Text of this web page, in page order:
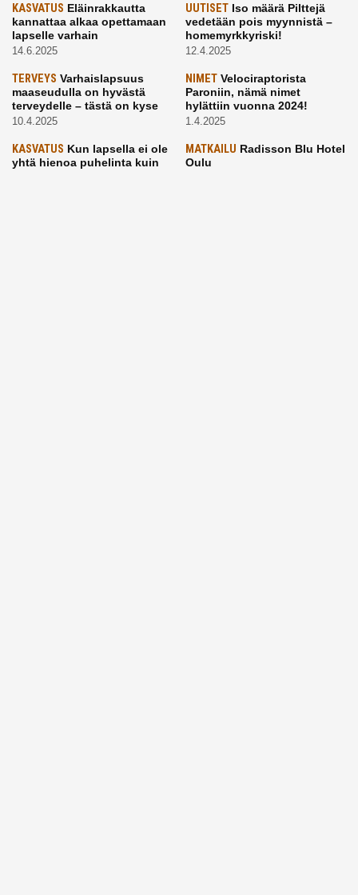
KASVATUS Eläinrakkautta
kannattaa alkaa opettamaan
lapselle varhain
14.6.2025
UUTISETIso määrä Pilttejä
vedetään pois myynnistä –
homemyrkkyriski!
12.4.2025
TERVEYS Varhaislapsuus
maaseudulla on hyvästä
terveydelle – tästä on kyse
10.4.2025
NIMETVelociraptorista
Paroniin, nämä nimet
hylättiin vuonna 2024!
1.4.2025
KASVATUS Kun lapsella ei ole
yhtä hienoa puhelinta kuin
MATKAILU Radisson Blu Hotel
Oulu